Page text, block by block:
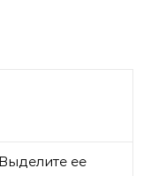
Выделите ее